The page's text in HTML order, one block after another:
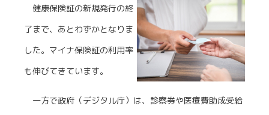
健康保険証の新規発行の終
了まで、あとわずかとなりま
した。マイナ保険証の利用率
も伸びてきています。
一方で政府（デジタル庁）は、診察券や医療費助成受給